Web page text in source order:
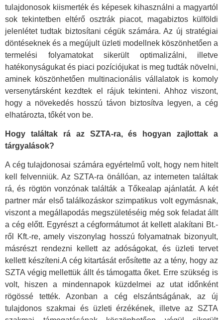
tulajdonosok kiismerték és képesek kihasználni a magyartól
sok tekintetben eltérő osztrák piacot, magabiztos külföldi
jelenlétet tudtak biztosítani cégük számára. Az új stratégiai
döntéseknek és a megújult üzleti modellnek köszönhetően a
termelési folyamatokat sikerült optimalizálni, illetve
hatékonyságukat és piaci pozíciójukat is meg tudták növelni,
aminek köszönhetően multinacionális vállalatok is komoly
versenytársként kezdtek el rájuk tekinteni. Ahhoz viszont,
hogy a növekedés hosszú távon biztosítva legyen, a cég
elhatározta, tőkét von be.
Hogy találtak rá az SZTA-ra, és hogyan zajlottak a
tárgyalások?
A cég tulajdonosai számára egyértelmű volt, hogy nem hitelt
kell felvenniük. Az SZTA-ra önállóan, az interneten találtak
rá, és rögtön vonzónak találták a Tőkealap ajánlatát. A két
partner már első találkozáskor szimpatikus volt egymásnak,
viszont a megállapodás megszületéséig még sok feladat állt
a cég előtt. Egyrészt a cégformátumot át kellett alakítani Bt.-
ről Kft.-re, amely viszonylag hosszú folyamatnak bizonyult,
másrészt rendezni kellett az adóságokat, és üzleti tervet
kellett készíteni.A cég kitartását erősítette az a tény, hogy az
SZTA végig mellettük állt és támogatta őket. Erre szükség is
volt, hiszen a mindennapok küzdelmei az utat időnként
rögössé tették. Azonban a cég elszántságának, az új
tulajdonos szakmai és üzleti érzékének, illetve az SZTA